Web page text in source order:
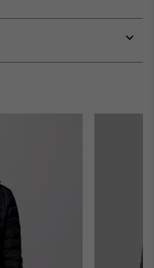
or
or